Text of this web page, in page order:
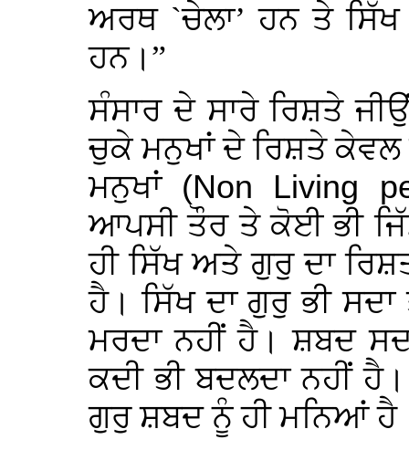
ਅਰਥ `ਚੇਲਾ’ ਹਨ ਤੇ
ਹਨ।”
ਸੰਸਾਰ ਦੇ ਸਾਰੇ ਰਿਸ਼ਤੇ
ਚੁਕੇ ਮਨੁਖਾਂ ਦੇ ਰਿਸ਼ਤੇ
ਮਨੁਖਾਂ (Non Living
ਆਪਸੀ ਤੌਰ ਤੇ ਕੋਈ ਭੀ
ਹੀ ਸਿੱਖ ਅਤੇ ਗੁਰੁ ਦਾ
ਹੈ। ਸਿੱਖ ਦਾ ਗੁਰੁ ਭੀ
ਮਰਦਾ ਨਹੀਂ ਹੈ। ਸ਼ਬਦ
ਕਦੀ ਭੀ ਬਦਲਦਾ ਨਹੀਂ
ਗੁਰੁ ਸ਼ਬਦ ਨੂੰ ਹੀ ਮਨਿਆਂ